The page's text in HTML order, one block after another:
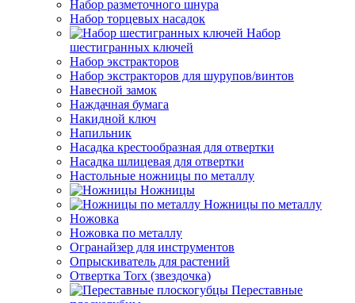
Набор разметочного шнура
Набор торцевых насадок
Набор
шестигранных ключей
Набор экстракторов
Набор экстракторов для шурупов/винтов
Навесной замок
Наждачная бумага
Накидной ключ
Напильник
Насадка крестообразная для отвертки
Насадка шлицевая для отвертки
Настольные ножницы по металлу
Ножницы
Ножницы по металлу
Ножовка
Ножовка по металлу
Огранайзер для инструментов
Опрыскиватель для растений
Отвертка Torx (звездочка)
Переставные